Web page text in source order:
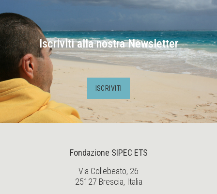
Iscriviti alla nostra Newsletter
ISCRIVITI
Fondazione SIPEC ETS
Via Collebeato, 26
25127 Brescia, Italia